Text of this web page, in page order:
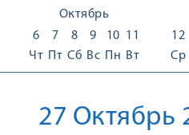
Октябрь
6
Чт
7
Пт
8
Сб
9
Вс
10
Пн
11
Вт
12
Ср
27 Октябрь